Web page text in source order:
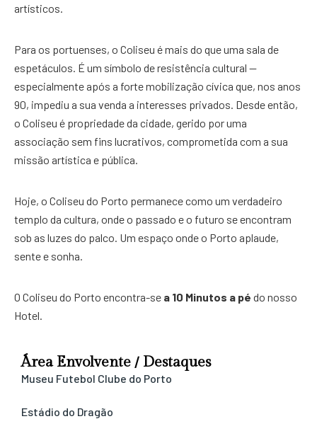
artísticos.
Para os portuenses, o Coliseu é mais do que uma sala de
espetáculos. É um símbolo de resistência cultural —
especialmente após a forte mobilização cívica que, nos anos
90, impediu a sua venda a interesses privados. Desde então,
o Coliseu é propriedade da cidade, gerido por uma
associação sem fins lucrativos, comprometida com a sua
missão artística e pública.
Hoje, o Coliseu do Porto permanece como um verdadeiro
templo da cultura, onde o passado e o futuro se encontram
sob as luzes do palco. Um espaço onde o Porto aplaude,
sente e sonha.
O Coliseu do Porto encontra-se a 10 Minutos a pé do nosso
Hotel.
Área Envolvente / Destaques
Museu Futebol Clube do Porto
Estádio do Dragão